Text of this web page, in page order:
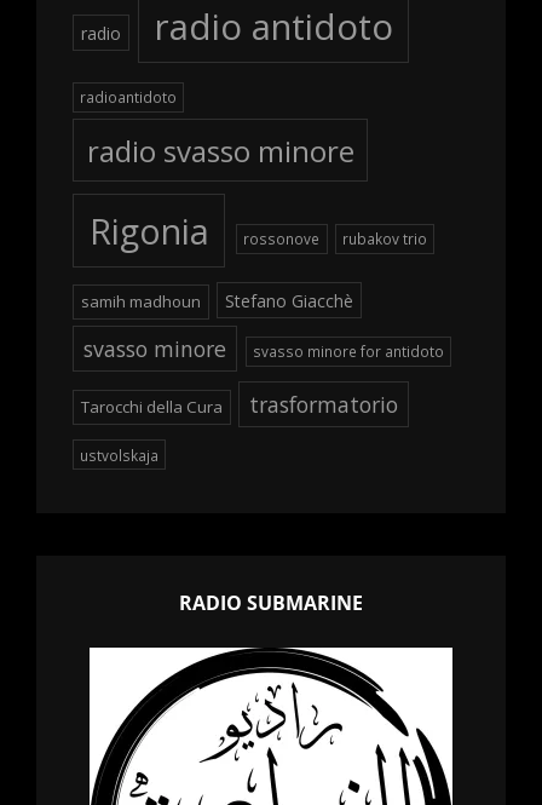
radio radio antidoto
radioantidoto
radio svasso minore
Rigonia rossonove rubakov trio
samih madhoun Stefano Giacchè
svasso minore svasso minore for antidoto
Tarocchi della Cura trasformatorio
ustvolskaja
RADIO SUBMARINE